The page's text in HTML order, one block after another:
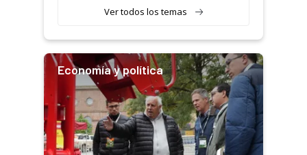
Ver todos los temas
Economía y política